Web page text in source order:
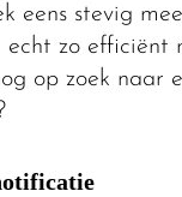
eens stevig
echt zo efficiënt
op zoek naar